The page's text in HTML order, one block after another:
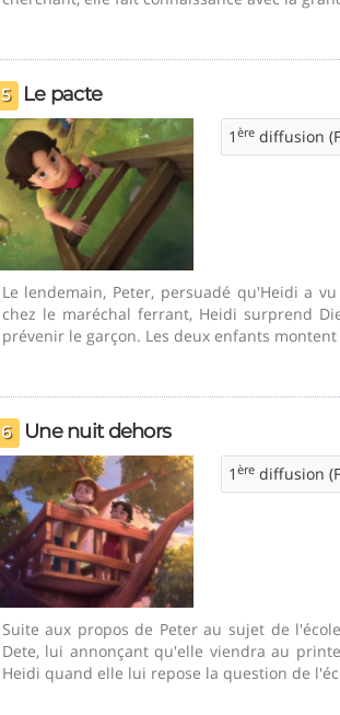
5 Le pacte
1 èrediffusion
Le lendemain, Peter, persuadé qu'Heidi a
chez le maréchal ferrant, Heidi surprend
prévenir le garçon. Les deux enfants
6 Une nuit dehors
1 èrediffusion
Suite aux propos de Peter au sujet de
Dete, lui annonçant qu'elle viendra au
Heidi quand elle lui repose la question de